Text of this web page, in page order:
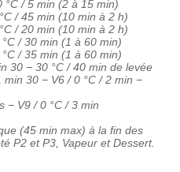
°C / 5 min (2 à 15 min)
/ 45 min (10 min à 2 h)
/ 20 min (10 min à 2 h)
/ 30 min (1 à 60 min)
/ 35 min (1 à 60 min)
30 − 30 °C / 40 min de levée
30 − V6 / 0 °C / 2 min −
− V9 / 0 °C / 3 min
(45 min max) à la fin des
P2 et P3, Vapeur et Dessert.